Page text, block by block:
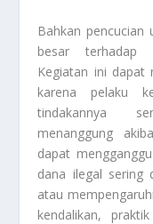
Bahkan
besar terhadap
Kegiatan ini dapat
karena pelaku
tindakannya
menanggung
dapat
dana ilegal sering
atau
kendalikan,